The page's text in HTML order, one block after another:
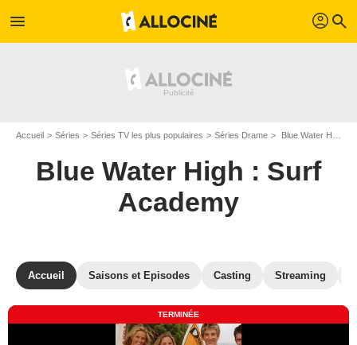
menu profil search
Accueil Séries Séries TV les plus populaires Séries Drame Blue Water High : Surf Academy
Blue Water High : Surf
Academy
Accueil Saisons et Episodes Casting Streaming
TERMINÉE